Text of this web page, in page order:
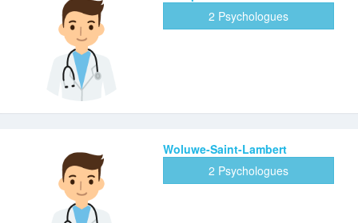
2 Psychologues
Woluwe-Saint-Lambert
2 Psychologues